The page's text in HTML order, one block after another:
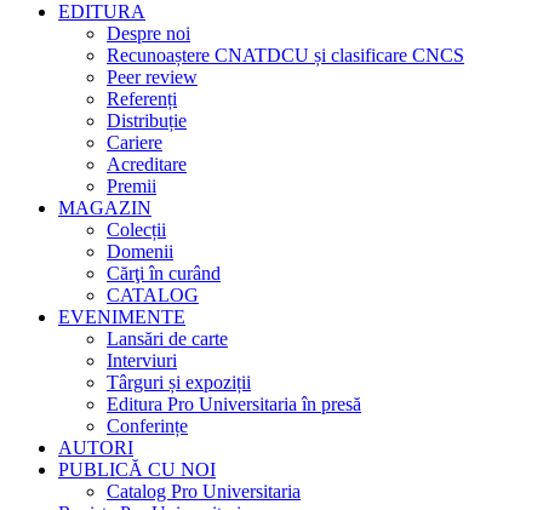
EDITURA
Despre noi
Recunoaștere CNATDCU și clasificare CNCS
Peer review
Referenți
Distribuție
Cariere
Acreditare
Premii
MAGAZIN
Colecții
Domenii
Cărţi în curând
CATALOG
EVENIMENTE
Lansări de carte
Interviuri
Târguri și expoziții
Editura Pro Universitaria în presă
Conferințe
AUTORI
PUBLICĂ CU NOI
Catalog Pro Universitaria